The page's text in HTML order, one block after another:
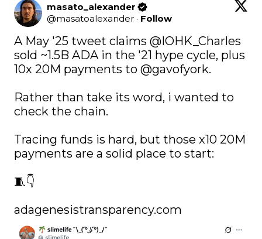
masato_alexander
@masatoalexander · Follow
A May '25 tweet claims @IOHK_Charles
sold ~1.5B ADA in the '21 hype cycle, plus
10x 20M payments to @gavofyork.
Rather than take its word, i wanted to
check the chain.
Tracing funds is hard, but those x10 20M
payments are a solid place to start:
🧵👇
adagenesistransparency.com